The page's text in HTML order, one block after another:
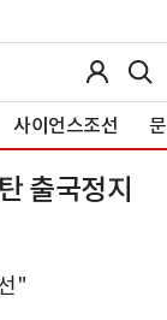
사이언스조선
출국정지
"